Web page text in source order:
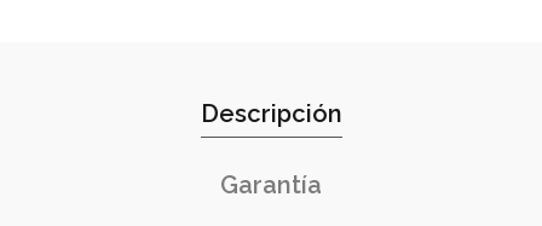
Descripción
Garantía